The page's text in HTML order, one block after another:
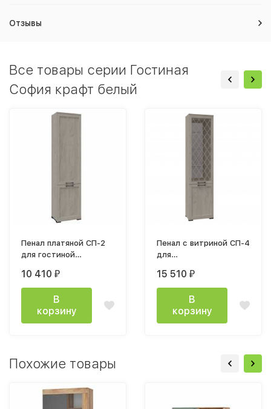
Отзывы
Все товары серии Гостиная
София крафт белый
Пенал платяной СП-2
для гостиной
София дуб крафт белый
10 410 ₽
В
корзину
Пенал с витриной СП-4
для
15 510 ₽
В
корзину
Похожие товары